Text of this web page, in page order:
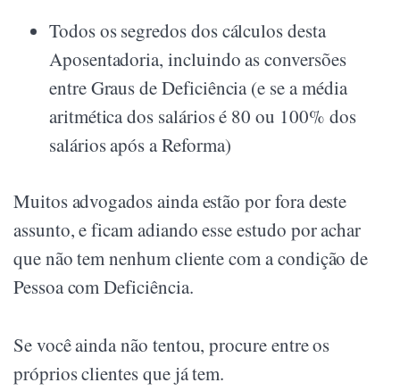
Todos os segredos dos cálculos desta
Aposentadoria, incluindo as conversões
entre Graus de Deficiência (e se a média
aritmética dos salários é 80 ou 100% dos
salários após a Reforma)
Muitos advogados ainda estão por fora deste
assunto, e ficam adiando esse estudo por achar
que não tem nenhum cliente com a condição de
Pessoa com Deficiência.
Se você ainda não tentou, procure entre os
próprios clientes que já tem.